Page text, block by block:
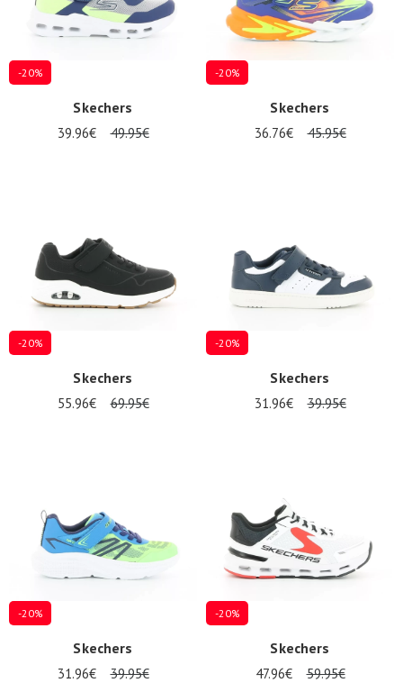
-20%
Skechers
39.96€ 49.95€
-20%
Skechers
36.76€ 45.95€
-20%
Skechers
55.96€ 69.95€
-20%
Skechers
31.96€ 39.95€
-20%
Skechers
31.96€ 39.95€
-20%
Skechers
47.96€ 59.95€